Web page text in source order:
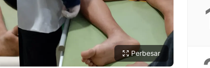
Perbesar